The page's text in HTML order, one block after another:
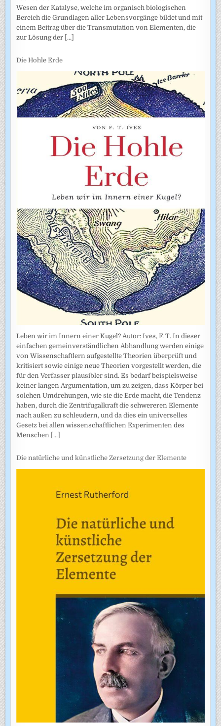
Wesen der Katalyse, welche im organisch biologischen
Bereich die Grundlagen aller Lebensvorgänge bildet und mit
einem Beitrag über die Transmutation von Elementen, die
zur Lösung der [...]
Die Hohle Erde
Leben wir im Innern einer Kugel? Autor: Ives, F. T. In dieser
einfachen gemeinverständlichen Abhandlung werden einige
von Wissenschaftlern aufgestellte Theorien überprüft und
kritisiert sowie einige neue Theorien vorgestellt werden, die
für den Verfasser plausibler sind. Es bedarf beispielsweise
keiner langen Argumentation, um zu zeigen, dass Körper bei
solchen Umdrehungen, wie sie die Erde macht, die Tendenz
haben, durch die Zentrifugalkraft die schwereren Elemente
nach außen zu schleudern, und da dies ein universelles
Gesetz bei allen wissenschaftlichen Experimenten des
Menschen [...]
Die natürliche und künstliche Zersetzung der Elemente